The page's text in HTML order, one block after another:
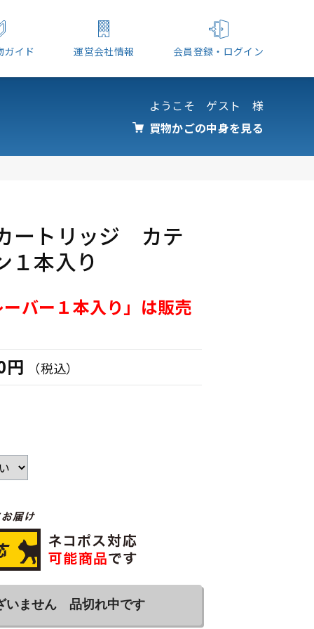
ガイド 運営会社情報 会員登録・ログイン
ようこそ ゲスト 様
買物かごの中身を見る
ートリッジ カテ
１本入り
バー１本入り」は販売
円
（税込）
いません 品切れ中です